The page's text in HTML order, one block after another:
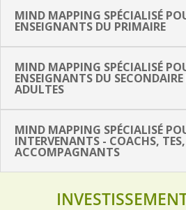
MIND MAPPING SPÉCIALISÉ
ENSEIGNANTS DU PRIMAIRE
MIND MAPPING SPÉCIALISÉ
ENSEIGNANTS DU
ADULTES
MIND MAPPING SPÉCIALISÉ
INTERVENANTS - COACHS,
ACCOMPAGNANTS